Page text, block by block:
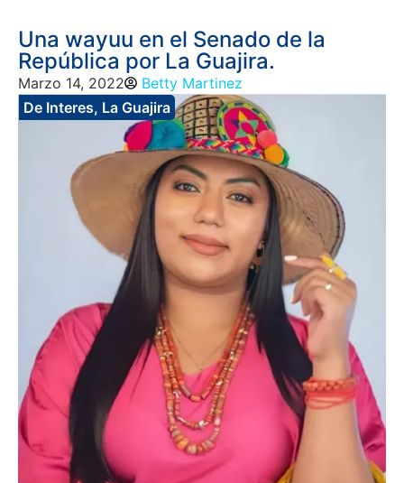
Una wayuu en el Senado de la
República por La Guajira.
Marzo 14, 2022
Betty Martinez
De Interes, La Guajira